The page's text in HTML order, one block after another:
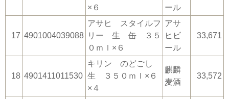
×６
ール
17 4901004039088
アサヒ スタイルフ
リー 生 缶 ３５
０ｍｌ×６
アサ
ヒビ
ール
33,671
18 4901411011530
キリン のどごし
生 ３５０ｍｌ×６
×４
麒麟
麦酒
33,572